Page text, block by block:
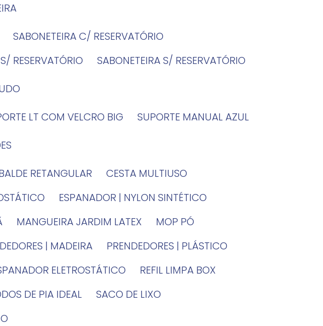
SABONETEIRA C/ RESERVATÓRIO
RESERVATÓRIO
SABONETEIRA S/ RESERVATÓRIO
LT COM VELCRO BIG
SUPORTE MANUAL AZUL
BALDE RETANGULAR
CESTA MULTIUSO
ESPANADOR | NYLON SINTÉTICO
MANGUEIRA JARDIM LATEX
MOP PÓ
| MADEIRA
PRENDEDORES | PLÁSTICO
ELETROSTÁTICO
REFIL LIMPA BOX
DE PIA IDEAL
SACO DE LIXO